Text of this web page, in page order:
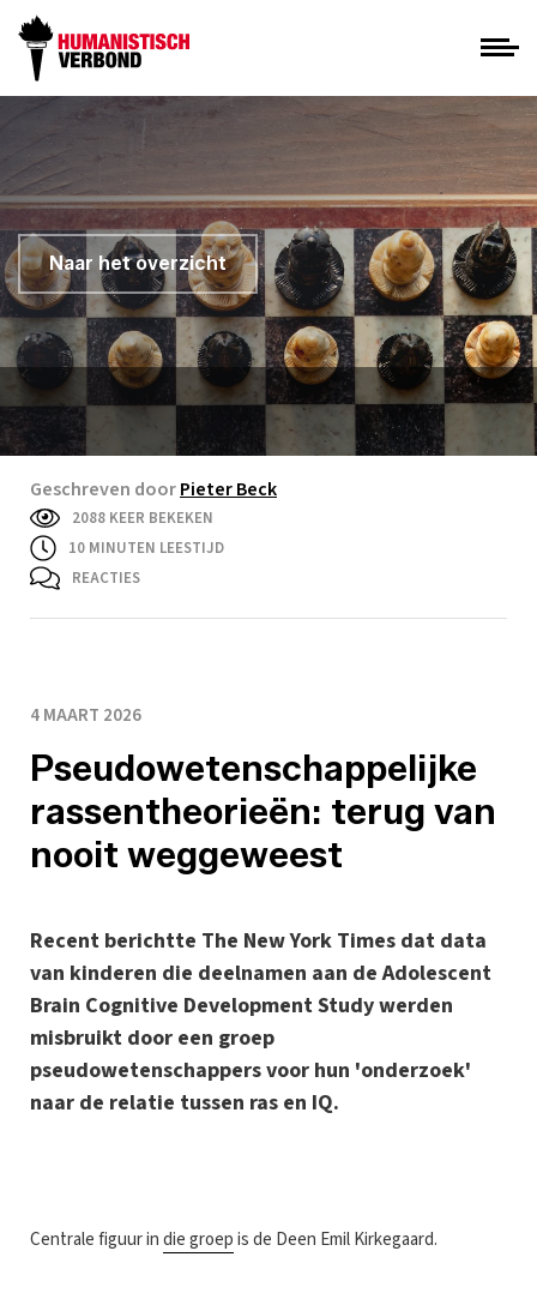
Naar het overzicht
Geschreven doorPieter Beck
2088 KEER BEKEKEN
10 MINUTEN LEESTIJD
REACTIES
4 MAART 2026
Pseudowetenschappelijke
rassentheorieën: terug van
nooit weggeweest
Recent berichtte The New York Times dat data
van kinderen die deelnamen aan de Adolescent
Brain Cognitive Development Study werden
misbruikt door een groep
pseudowetenschappers voor hun 'onderzoek'
naar de relatie tussen ras en IQ.
Centrale figuur indie groepis de Deen Emil Kirkegaard.